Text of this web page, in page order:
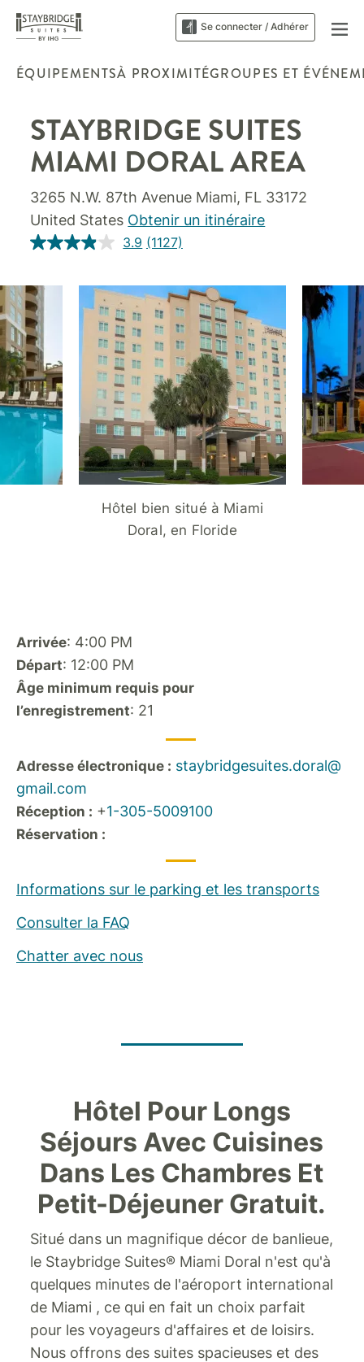
Se connecter / Adhérer
ÉQUIPEMENTSÀ PROXIMITÉGROUPES ET
STAYBRIDGE SUITES
MIAMI DORAL AREA
3265 N.W. 87th Avenue Miami, FL 33172
United States Obtenir un itinéraire
3.9 (1127)
Hôtel bien situé à Miami
Doral, en Floride
Arrivée: 4:00 PM
Départ: 12:00 PM
Âge minimum requis pour
l’enregistrement: 21
Adresse électronique : staybridgesuites.doral@
gmail.com
Réception : +1-305-5009100
Réservation :
Informations sur le parking et les transports
Consulter la FAQ
Chatter avec nous
Hôtel Pour Longs
Séjours Avec Cuisines
Dans Les Chambres Et
Petit-Déjeuner Gratuit.
Situé dans un magnifique décor de banlieue,
le Staybridge Suites® Miami Doral n'est qu'à
quelques minutes de l'aéroport international
de Miami , ce qui en fait un choix parfait
pour les voyageurs d'affaires et de loisirs.
Nous offrons des suites spacieuses et des